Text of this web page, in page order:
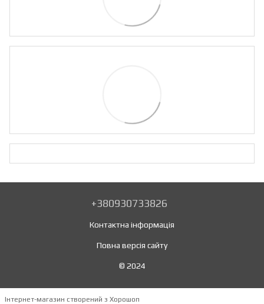
+380930733826
Контактна інформація
Повна версія сайту
© 2024
Інтернет-магазин створений з Хорошоп